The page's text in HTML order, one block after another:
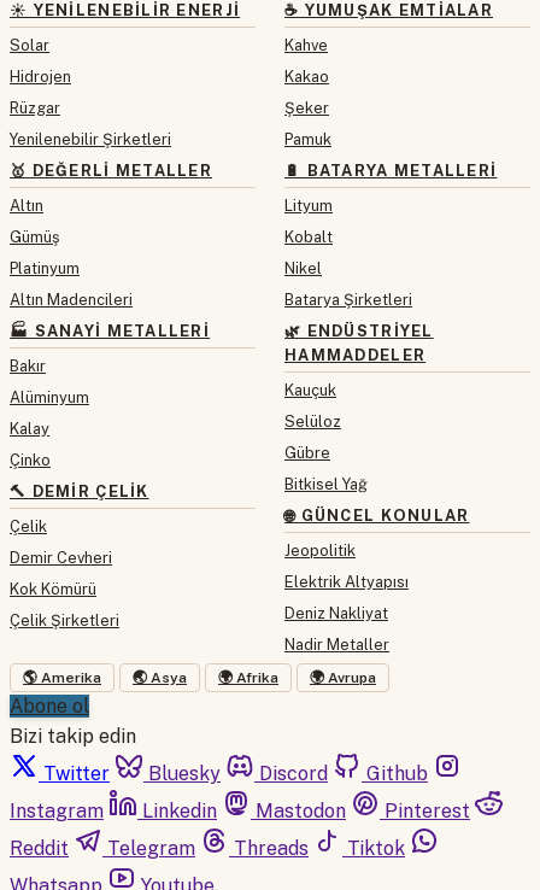
☀️ YENILENEBILIR ENERJI
Solar
Hidrojen
Rüzgar
Yenilenebilir Şirketleri
🥇 DEĞERLI METALLER
Altın
Gümüş
Platinyum
Altın Madencileri
🏭 SANAYI METALLERI
Bakır
Alüminyum
Kalay
Çinko
🔨 DEMIR ÇELIK
Çelik
Demir Cevheri
Kok Kömürü
Çelik Şirketleri
☕ YUMUŞAK EMTIALAR
Kahve
Kakao
Şeker
Pamuk
🔋 BATARYA METALLERI
Lityum
Kobalt
Nikel
Batarya Şirketleri
🌿 ENDÜSTRIYEL
HAMMADDELER
Kauçuk
Selüloz
Gübre
Bitkisel Yağ
🌐 GÜNCEL KONULAR
Jeopolitik
Elektrik Altyapısı
Deniz Nakliyat
Nadir Metaller
🌎 Amerika 🌏 Asya 🌍 Afrika 🌍 Avrupa
Abone ol
Bizi takip edin
Twitter
Bluesky Discord
Github
Instagram
Linkedin Mastodon
Pinterest
Reddit
Telegram Threads
Tiktok